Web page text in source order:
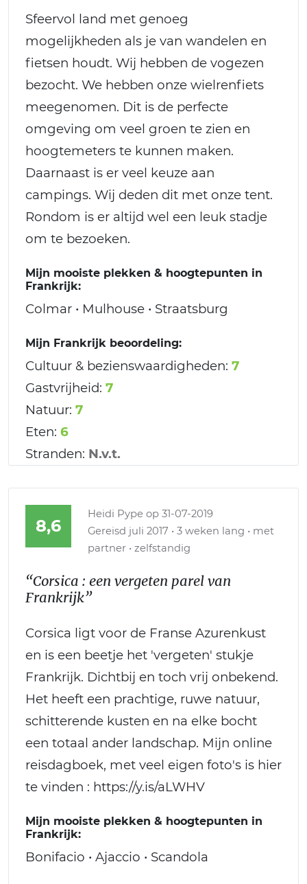
Sfeervol land met genoeg
mogelijkheden als je van wandelen en
fietsen houdt. Wij hebben de vogezen
bezocht. We hebben onze wielrenfiets
meegenomen. Dit is de perfecte
omgeving om veel groen te zien en
hoogtemeters te kunnen maken.
Daarnaast is er veel keuze aan
campings. Wij deden dit met onze tent.
Rondom is er altijd wel een leuk stadje
om te bezoeken.
Mijn mooiste plekken & hoogtepunten in
Frankrijk:
Colmar • Mulhouse • Straatsburg
Mijn Frankrijk beoordeling:
Cultuur & bezienswaardigheden: 7
Gastvrijheid: 7
Natuur: 7
Eten: 6
Stranden: N.v.t.
8,6
Heidi Pype op 31-07-2019
Gereisd juli 2017 • 3 weken lang • met
partner • zelfstandig
“Corsica : een vergeten parel van
Frankrijk”
Corsica ligt voor de Franse Azurenkust
en is een beetje het 'vergeten' stukje
Frankrijk. Dichtbij en toch vrij onbekend.
Het heeft een prachtige, ruwe natuur,
schitterende kusten en na elke bocht
een totaal ander landschap. Mijn online
reisdagboek, met veel eigen foto's is hier
te vinden : https://y.is/aLWHV
Mijn mooiste plekken & hoogtepunten in
Frankrijk:
Bonifacio • Ajaccio • Scandola